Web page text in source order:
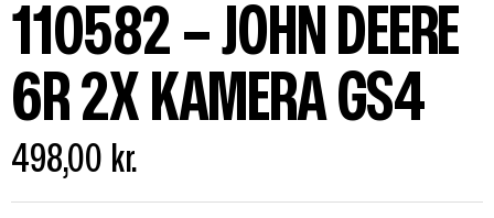
110582 – JOHN DEERE
6R 2X KAMERA GS4
498,00 kr.